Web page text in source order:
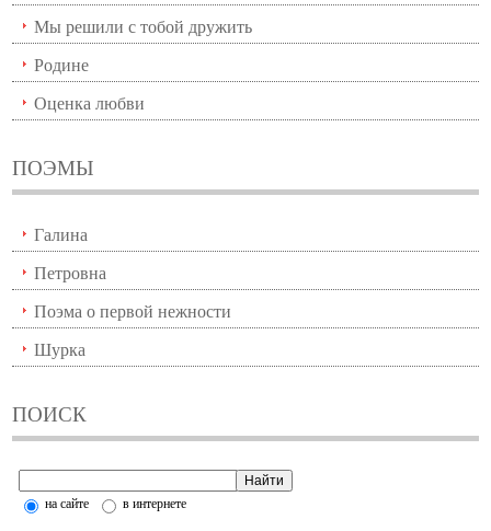
Мы решили с тобой дружить
Родине
Оценка любви
ПОЭМЫ
Галина
Петровна
Поэма о первой нежности
Шурка
ПОИСК
на сайте в интернете